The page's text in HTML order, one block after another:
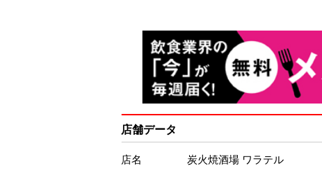
店舗データ
店名
炭火焼酒場 ワラテル